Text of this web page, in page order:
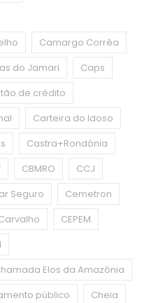
Camargo Corrêa
do Jamari
Caps
de crédito
Carteira do Idoso
Castra+Rondônia
CBMRO
CCJ
Seguro
Cemetron
CEPEM
Elos da Amazônia
público
Cheia